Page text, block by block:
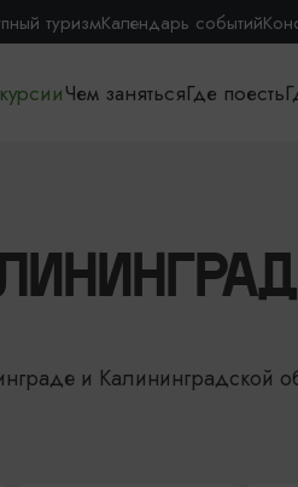
туризмКалендарь событий
Чем занятьсяГде поесть
и Калининградской